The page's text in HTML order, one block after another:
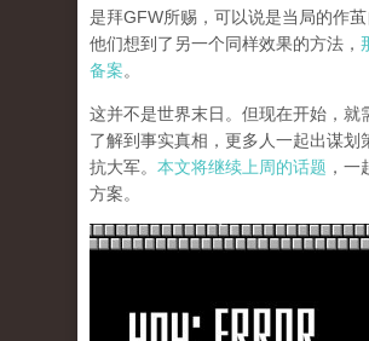
是拜GFW所赐，可以说是当局的作
他们想到了另一个同样效果的方法，
备案。
这并不是世界末日。但现在开始，就
了解到事实真相，更多人一起出谋划
抗大军。 本文将继续上周的话题 ，
方案。